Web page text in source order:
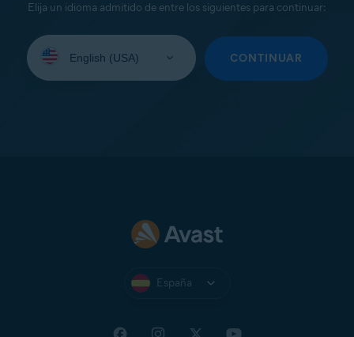
Elija un idioma admitido de entre los siguientes para continuar:
su
CONTINUAR
España